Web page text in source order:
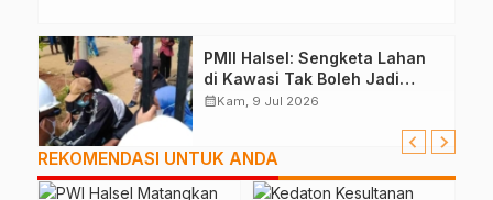
PMII Halsel: Sengketa Lahan
di Kawasi Tak Boleh Jadi
Alasan Aksi Anarkis
calendar_monthKam, 9 Jul 2026
REKOMENDASI UNTUK ANDA